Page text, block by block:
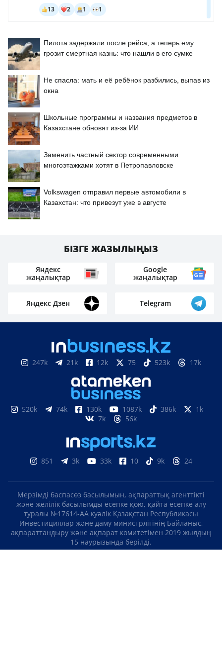
Пилота задержали после рейса, а теперь ему
грозит смертная казнь: что нашли в его сумке
Не спасла: мать и её ребёнок разбились, выпав из
окна
Школьные программы и названия предметов в
Казахстане обновят из-за ИИ
Заменить частный сектор современными
многоэтажками хотят в Петропавловске
Volkswagen отправил первые автомобили в
Казахстан: что привезут уже в августе
БІЗГЕ ЖАЗЫЛЫҢЫЗ
Яндекс
жаңалықтар
Google
жаңалықтар
Яндекс Дзен Telegram
247k 21k 12k 75 523k 17k
520k 74k 130k 1087k 386k
1k
7k
56k
851 3k 33k 10 9k 24
Мерзімді баспасөз басылымын, ақпараттық агенттікті
және желілік басылымды есепке қою, қайта есепке алу
туралы №17614-АА куәлік Қазақстан Республикасы
Инвестициялар және даму министрлігінің Байланыс,
ақпараттандыру және ақпарат комитетімен 2019 жылдың
15 наурызында берілді.